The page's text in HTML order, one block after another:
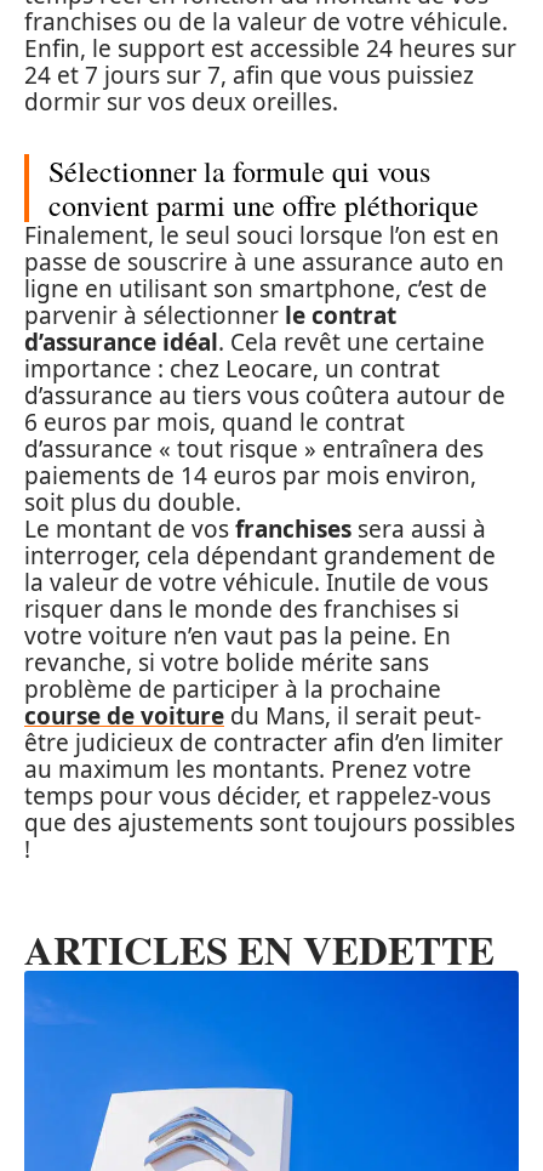
franchises ou de la valeur de votre véhicule.
Enfin, le support est accessible 24 heures sur
24 et 7 jours sur 7, afin que vous puissiez
dormir sur vos deux oreilles.
Sélectionner la formule qui vous
convient parmi une offre pléthorique
Finalement, le seul souci lorsque l’on est en
passe de souscrire à une assurance auto en
ligne en utilisant son smartphone, c’est de
parvenir à sélectionner le contrat
d’assurance idéal. Cela revêt une certaine
importance : chez Leocare, un contrat
d’assurance au tiers vous coûtera autour de
6 euros par mois, quand le contrat
d’assurance « tout risque » entraînera des
paiements de 14 euros par mois environ,
soit plus du double.
Le montant de vosfranchises sera aussi à
interroger, cela dépendant grandement de
la valeur de votre véhicule. Inutile de vous
risquer dans le monde des franchises si
votre voiture n’en vaut pas la peine. En
revanche, si votre bolide mérite sans
problème de participer à la prochaine
course de voiture du Mans, il serait peut-
être judicieux de contracter afin d’en limiter
au maximum les montants. Prenez votre
temps pour vous décider, et rappelez-vous
que des ajustements sont toujours possibles
!
ARTICLES EN VEDETTE